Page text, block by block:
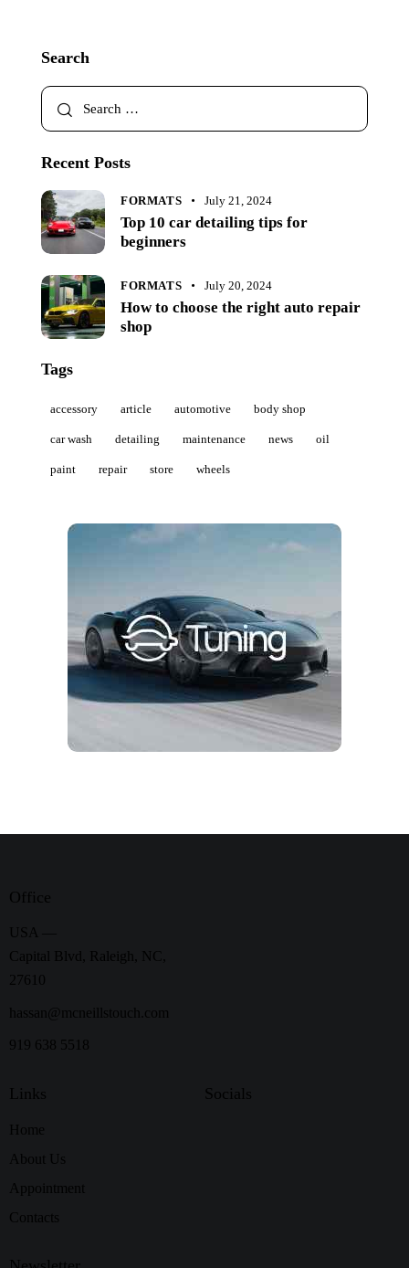
Search
Recent Posts
FORMATS July 21, 2024
Top 10 car detailing tips for
beginners
FORMATS July 20, 2024
How to choose the right auto repair
shop
Tags
accessory article automotive body shop
car wash detailing maintenance news oil
paint repair store wheels
Office
USA —
Capital Blvd, Raleigh, NC,
27610
hassan@mcneillstouch.com
919 638 5518
Links
Home
About Us
Appointment
Contacts
Socials